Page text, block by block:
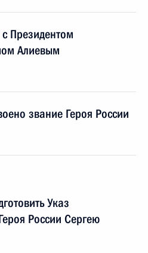
Президентом
Алиевым
звание Героя России
Указ
России Сергею